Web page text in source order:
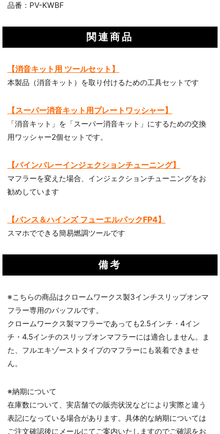
品番：PV-KWBF
関連商品
【消音キット用 ツールセット】
本製品（消音キット）を取り付けるための工具セットです
【スーパー消音キット用プレートワッシャー】
「消音キット」を「スーパー消音キット」にするための交換
用ワッシャー2個セットです。
【パインバレーインジェクションチューニング】
マフラーを変えた場合、インジェクションチューニングをお
勧めしています
【バンス＆ハインズ フューエルパックFP4】
スマホでできる簡易燃調ツールです
備考
※こちらの商品はクロームワークス製3インチスリップオンマ
フラー専用のバッフルです。
クロームワークス製マフラーであっても2.5インチ・4イン
チ・4.5インチのスリップオンマフラーには適合しません。ま
た、フルエキゾーストタイプのマフラーにも装着できませ
ん。
※納期について
在庫数について、実店舗での販売状況などにより実際と違う
表記になっている場合があります。具体的な納期については
ご注文確認後にメールにてご案内いたしますのでご確認をお